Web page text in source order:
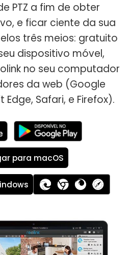
PTZ a fim de obter
e ficar ciente da sua
três meios: gratuito
dispositivo móvel,
no seu computador
da web (Google
Safari, e Firefox).
para macOS